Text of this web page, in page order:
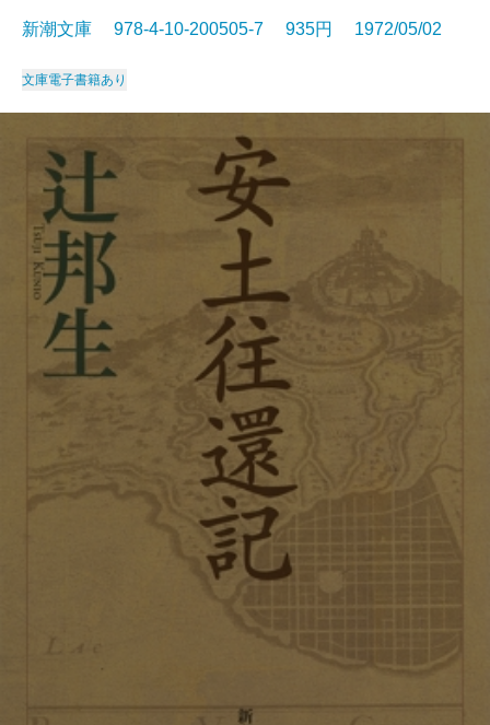
新潮文庫 978-4-10-200505-7 935円 1972/05/02
文庫電子書籍あり